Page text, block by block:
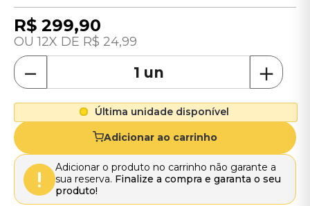
R$ 299,90
12 R$ 24,99
＋
－
Última unidade disponível
Adicionar ao carrinho
Adicionar o produto no carrinho não garante a
sua reserva. Finalize a compra e garanta o seu
produto!